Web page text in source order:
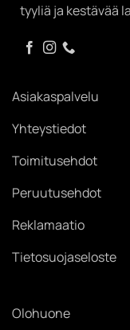
tyyliä ja kestävää
Asiakaspalvelu
Yhteystiedot
Toimitusehdot
Peruutusehdot
Reklamaatio
Tietosuojaseloste
Olohuone